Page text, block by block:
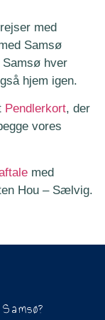
med
Samsø
hver
hjem igen.
Pendlerkort, der
vores
med
Hou – Sælvig.